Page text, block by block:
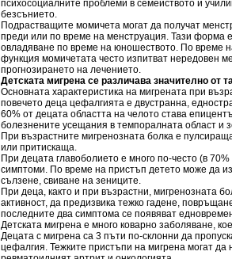
психосоциалните проблеми в семейството и
безсънието.
Подрастващите момичета могат да получат
преди или по време на менструация. Тази форма
овладяване по време на юношеството. По време
функция момичетата често изпитват нередовен
прогнозирането на лечението.
Детската мигрена се различава значително от
Основната характеристика на мигрената при
повечето деца цефалгията е двустранна,
60% от децата областта на челото става
болезнените усещания в темпоралната област и
При възрастните мигренозната болка е
или притискаща.
При децата главоболието е много по-често (в
симптоми. По време на пристъп детето може да
сълзене, свиване на зениците.
При деца, както и при възрастни, мигренозната
активност, да предизвика тежко гадене,
последните два симптома се появяват
Детската мигрена е много коварно заболяване,
Децата с мигрена са 3 пъти по-склонни да
цефалгия. Тежките пристъпи на мигрена могат да